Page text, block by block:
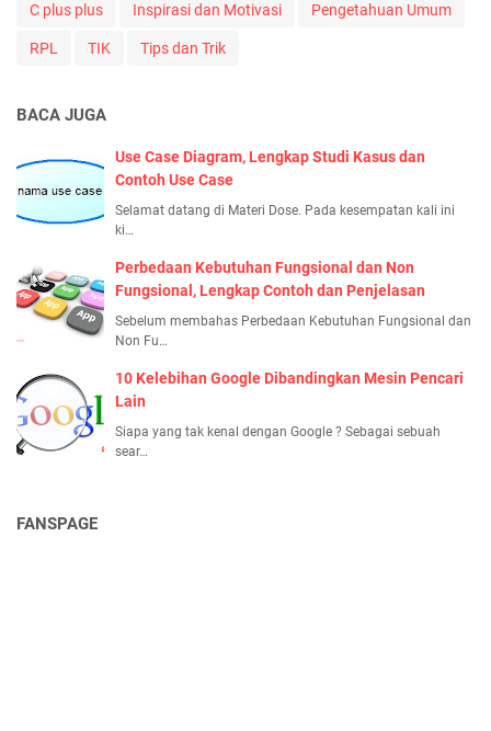
C plus plus Inspirasi dan Motivasi Pengetahuan Umum
RPL TIK Tips dan Trik
BACA JUGA
Use Case Diagram, Lengkap Studi Kasus dan
Contoh Use Case
Selamat datang di Materi Dose. Pada kesempatan kali ini
ki…
Perbedaan Kebutuhan Fungsional dan Non
Fungsional, Lengkap Contoh dan Penjelasan
Sebelum membahas Perbedaan Kebutuhan Fungsional dan
Non Fu…
10 Kelebihan Google Dibandingkan Mesin Pencari
Lain
Siapa yang tak kenal dengan Google ? Sebagai sebuah
sear…
FANSPAGE